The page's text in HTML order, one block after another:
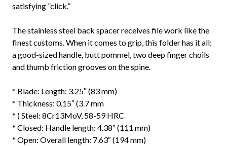
satisfying ”click.”
The stainless steel back spacer receives file work like the
finest customs. When it comes to grip, this folder has it all:
a good-sized handle, butt pommel, two deep finger choils
and thumb friction grooves on the spine.
* Blade: Length: 3.25″ (83 mm)
* Thickness: 0.15″ (3.7 mm
* ) Steel: 8Cr13MoV, 58-59 HRC
* Closed: Handle length: 4.38″ (111 mm)
* Open: Overall length: 7.63″ (194 mm)